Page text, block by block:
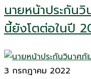
นายหน้าประกัน
นี้ยังโตต่อในปี
3 กรกฎาคม 2022